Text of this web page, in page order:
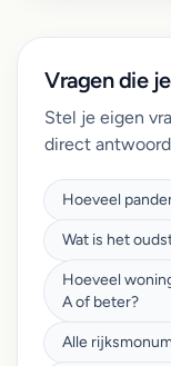
Vragen die
Stel je eigen
direct
Hoeveel
Wat is het
Hoeveel
A of beter?
Alle